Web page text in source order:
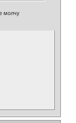
молчу